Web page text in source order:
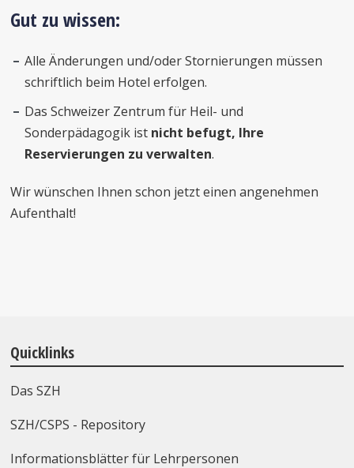
Gut zu wissen:
Alle Änderungen und/oder Stornierungen müssen
schriftlich beim Hotel erfolgen.
Das Schweizer Zentrum für Heil- und
Sonderpädagogik ist nicht befugt, Ihre
Reservierungen zu verwalten.
Wir wünschen Ihnen schon jetzt einen angenehmen
Aufenthalt!
Quicklinks
Das SZH
SZH/CSPS - Repository
Informationsblätter für Lehrpersonen